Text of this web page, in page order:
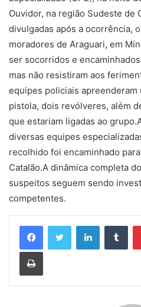
Ouvidor, na região Sudeste de
divulgadas após a ocorrência,
moradores de Araguari, em
ser socorridos e
mas não resistiram aos
equipes policiais apreenderam
pistola, dois revólveres, além
que estariam ligadas ao
diversas equipes
recolhido foi encaminhado
Catalão.A dinâmica completa
suspeitos seguem sendo
competentes.
Linkedin
Imprimir